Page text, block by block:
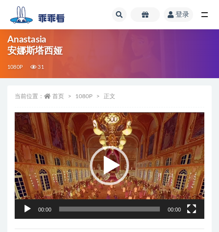
登录
Anastasia
安娜斯塔西娅
1080P 31
当前位置： 首页 1080P 正文
视
频
播
放
器
00:00 00:00